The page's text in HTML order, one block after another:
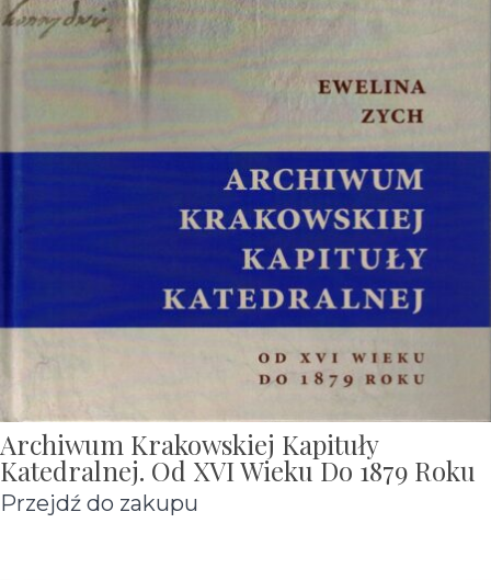
Archiwum Krakowskiej Kapituły
Katedralnej. Od XVI Wieku Do 1879 Roku
Przejdź do zakupu